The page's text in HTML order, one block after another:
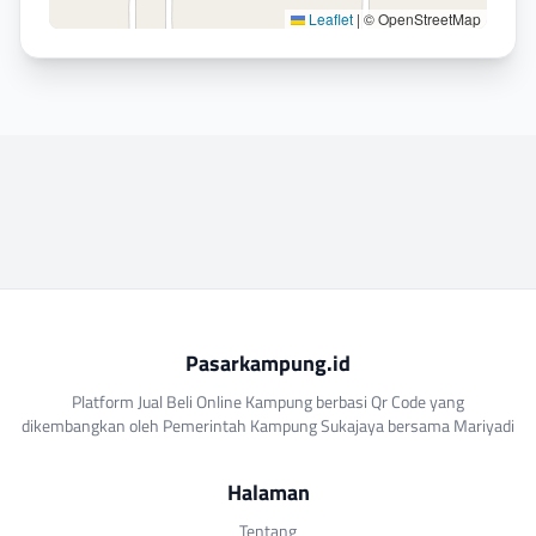
Leaflet | © OpenStreetMap
Pasarkampung.id
Platform Jual Beli Online Kampung berbasi Qr Code yang
dikembangkan oleh Pemerintah Kampung Sukajaya bersama Mariyadi
Halaman
Tentang